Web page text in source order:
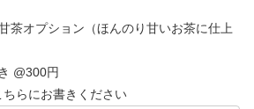
茶オプション（ほんのり甘いお茶に仕上
@300円
らにお書きください